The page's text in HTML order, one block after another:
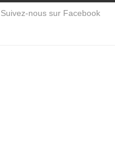
Suivez-nous sur Facebook